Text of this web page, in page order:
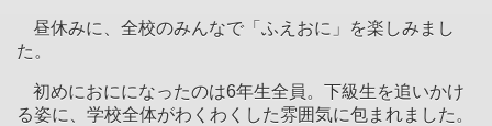
昼休みに、全校のみんなで「ふえおに」を楽しみまし
た。
初めにおにになったのは6年生全員。下級生を追いかけ
る姿に、学校全体がわくわくした雰囲気に包まれました。